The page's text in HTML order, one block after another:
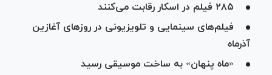
۲۸۵ فیلم در اسکار رقابت می‌کنند
فیلم‌های سینمایی و تلویزیونی در روز‌های آغازین
آذرماه
«ماه پنهان» به ساخت موسیقی رسید